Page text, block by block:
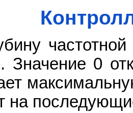
Значение 0
на